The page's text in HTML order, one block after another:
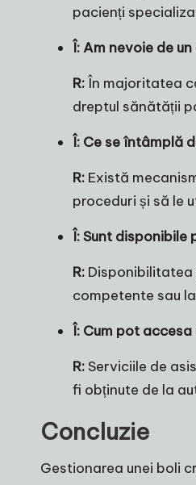
pacienți
Î: Am nevoie de
R:În majoritatea
dreptul sănătății
Î: Ce se întâmplă
R: Există
proceduri și să le
Î: Sunt disponibile
R:
competente sau
Î: Cum pot
R:Serviciile de
fi obținute de la
Concluzie
Gestionarea unei boli